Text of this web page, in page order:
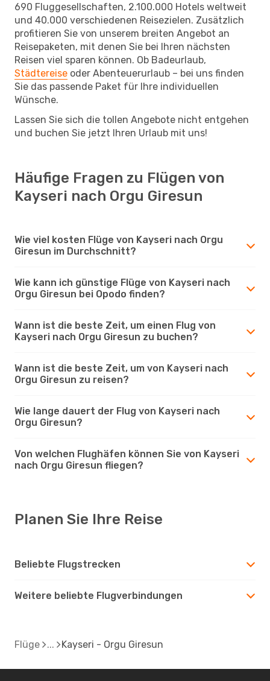
690 Fluggesellschaften, 2.100.000 Hotels weltweit
und 40.000 verschiedenen Reisezielen. Zusätzlich
profitieren Sie von unserem breiten Angebot an
Reisepaketen, mit denen Sie bei Ihren nächsten
Reisen viel sparen können. Ob Badeurlaub,
Städtereise oder Abenteuerurlaub – bei uns finden
Sie das passende Paket für Ihre individuellen
Wünsche.
Lassen Sie sich die tollen Angebote nicht entgehen
und buchen Sie jetzt Ihren Urlaub mit uns!
Häufige Fragen zu Flügen von
Kayseri nach Orgu Giresun
Wie viel kosten Flüge von Kayseri nach Orgu
Giresun im Durchschnitt?
Wie kann ich günstige Flüge von Kayseri nach
Orgu Giresun bei Opodo finden?
Wann ist die beste Zeit, um einen Flug von
Kayseri nach Orgu Giresun zu buchen?
Wann ist die beste Zeit, um von Kayseri nach
Orgu Giresun zu reisen?
Wie lange dauert der Flug von Kayseri nach
Orgu Giresun?
Von welchen Flughäfen können Sie von Kayseri
nach Orgu Giresun fliegen?
Planen Sie Ihre Reise
Beliebte Flugstrecken
Weitere beliebte Flugverbindungen
Flüge Kayseri - Orgu Giresun